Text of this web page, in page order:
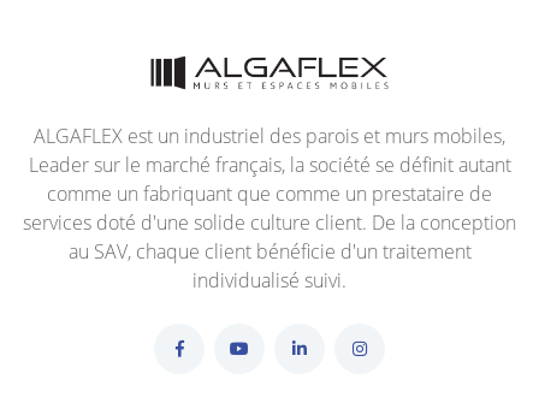
ALGAFLEX est un industriel des parois et murs mobiles,
Leader sur le marché français, la société se définit autant
comme un fabriquant que comme un prestataire de
services doté d'une solide culture client. De la conception
au SAV, chaque client bénéficie d'un traitement
individualisé suivi.